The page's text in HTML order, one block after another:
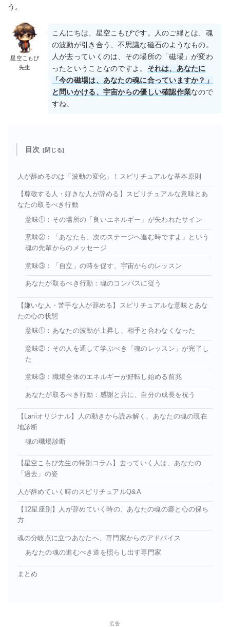
う。
星空こもぴ
先生
こんにちは、星空こもぴです。人のご縁とは、魂
の波動が引き合う、不思議な磁石のようなもの。
人が去っていくのは、その場所の「磁場」が変わ
ったということなのですよ。 それは、あなたに
「今の磁場は、あなたの魂に合っていますか？」
と問いかける、宇宙からの優しい確認作業なので
すね。
目次
人が辞めるのは「波動の変化」！スピリチュアルな基本原則
【尊敬する人・好きな人が辞める】スピリチュアルな意味とあ
なたの取るべき行動
意味①：その場所の「良いエネルギー」が失われたサイン
意味②：「あなたも、次のステージへ進む時ですよ」という
魂の先輩からのメッセージ
意味③：「自立」の時を促す、宇宙からのレッスン
あなたが取るべき行動：魂のコンパスに従う
【嫌いな人・苦手な人が辞める】スピリチュアルな意味とあな
たの心の状態
意味①：あなたの波動が上昇し、相手と合わなくなった
意味②：その人を通して学ぶべき「魂のレッスン」が完了し
た
意味③：職場全体のエネルギーが好転し始める前兆
あなたが取るべき行動：感謝と共に、自分の成長を祝う
【Laniオリジナル】人の動きから読み解く、あなたの魂の現在
地診断
魂の職場診断
【星空こもぴ先生の特別コラム】去っていく人は、あなたの
「過去」の姿
人が辞めていく時のスピリチュアルQ&A
【12星座別】人が辞めていく時の、あなたの魂の癖と心の保ち
方
魂の分岐点に立つあなたへ、専門家からのアドバイス
あなたの魂の進むべき道を照らし出す専門家
まとめ
広告